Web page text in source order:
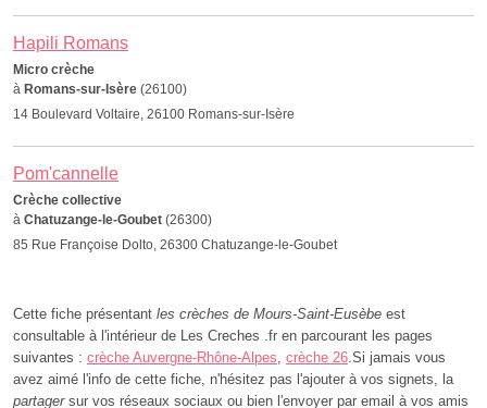
Hapili Romans
Micro crèche
à Romans-sur-Isère (26100)
14 Boulevard Voltaire, 26100 Romans-sur-Isère
Pom'cannelle
Crèche collective
à Chatuzange-le-Goubet (26300)
85 Rue Françoise Dolto, 26300 Chatuzange-le-Goubet
Cette fiche présentant les crèches de Mours-Saint-Eusèbe est
consultable à l'intérieur de Les Creches .fr en parcourant les pages
suivantes : crèche Auvergne-Rhône-Alpes, crèche 26.Si jamais vous
avez aimé l'info de cette fiche, n'hésitez pas l'ajouter à vos signets, la
partagersur vos réseaux sociaux ou bien l'envoyer par email à vos amis